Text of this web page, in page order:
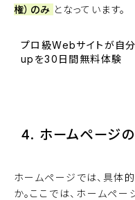
権）のみ となっています。
プロ級Webサイトが自
upを30日間無料体験
4. ホームページ
ホームページでは、具体
か。ここでは、ホームペ